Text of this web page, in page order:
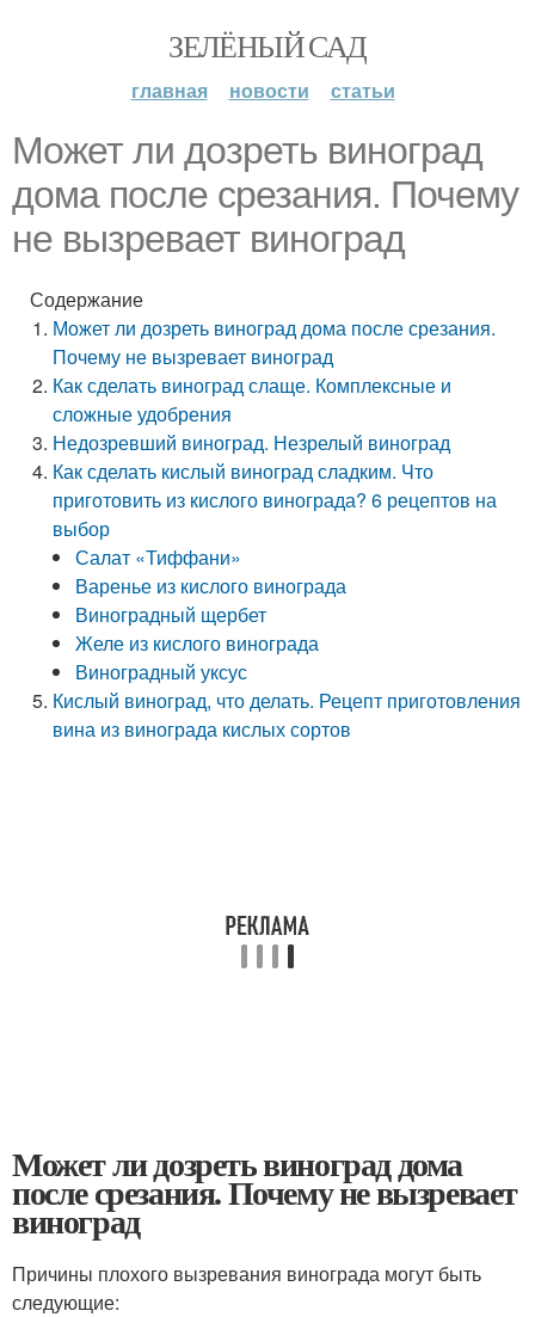
ЗЕЛЁНЫЙ САД
главная новости статьи
Может ли дозреть виноград
дома после срезания. Почему
не вызревает виноград
Содержание
Может ли дозреть виноград дома после срезания.
Почему не вызревает виноград
Как сделать виноград слаще. Комплексные и
сложные удобрения
Недозревший виноград. Незрелый виноград
Как сделать кислый виноград сладким. Что
приготовить из кислого винограда? 6 рецептов на
выбор
Салат «Тиффани»
Варенье из кислого винограда
Виноградный щербет
Желе из кислого винограда
Виноградный уксус
Кислый виноград, что делать. Рецепт приготовления
вина из винограда кислых сортов
Может ли дозреть виноград дома
после срезания. Почему не вызревает
виноград
Причины плохого вызревания винограда могут быть
следующие: